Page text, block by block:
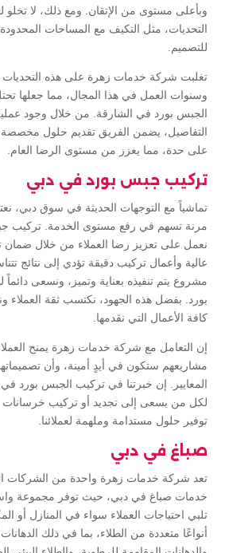
وبأعلى مستوى من الإتقان. ومع ذلك، لا تخلو
التحديات، مثل التكيف مع المساحات
للتصميم.
تغلبت شركة خدمات زهرة على هذه التحديات
وسنوات العمل في هذا المجال، مما جعلها
الجبس بورد في الشارقة. من خلال وجود
التفاصيل، يضمن الفريق تقديم حلول
على حدة، مما يعزز من مستوى الرضا العام.
تركيب جبس بورد في دبي
تماشياً مع التوجهات الحديثة في سوق دبي،
مرنة تسهم في رفع مستوى الخدمة. تركيب
نعمل على تعزيز رضا العملاء من خلال ضمان
عالية وأعمال تركيب دقيقة تؤدي إلى نتائج
مشروع يتم تنفيذه بعناية وتميز، ونسعى
بورد. بفضل هذه الجهود، نكتسب ثقة العملاء
كافة الأعمال التي نقدمها.
إن التعامل مع شركة خدمات زهرة يمنح العملاء
مشاريعهم ستكون في أيدٍ أمينة، وأن
المعايير. إن خبرتنا في تركيب الجبس بورد في
لكل من يسعى إلى تجديد أو تركيب خرسانات
توفير حلول مستدامة وملهمة لعملائنا.
صباغ في دبي
تعد شركة خدمات زهرة واحدة من الشركات
خدمات صباغ في دبي، حيث توفر مجموعة
تلبي احتياجات العملاء سواء في المنازل أو
أنواعًا متعددة من الطلاء، بما في ذلك الدهانات